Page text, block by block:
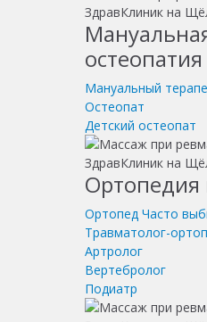
остеопатия
Мануальный
Остеопат
Детский остеопат
Ортопедия
Ортопед Часто
Травматолог-
Артролог
Вертебролог
Подиатр